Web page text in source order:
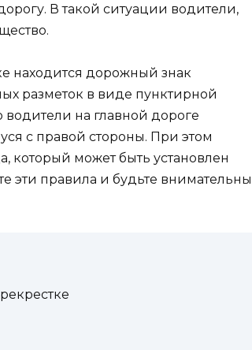
В такой ситуации водители,
находится дорожный знак
разметок в виде пунктирной
водители на главной дороге
с правой стороны. При этом
который может быть установлен
правила и будьте внимательны